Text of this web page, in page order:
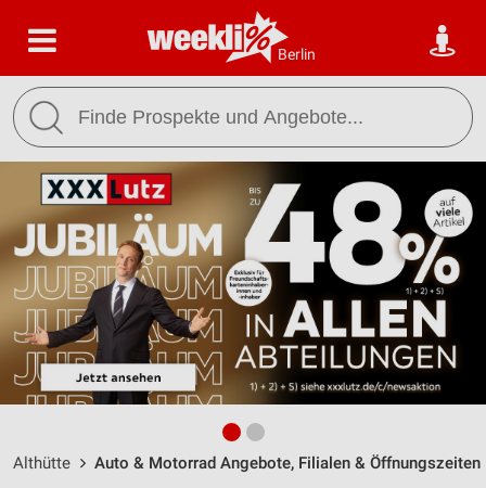
Berlin
Althütte Auto & Motorrad Angebote, Filialen & Öffnungszeiten